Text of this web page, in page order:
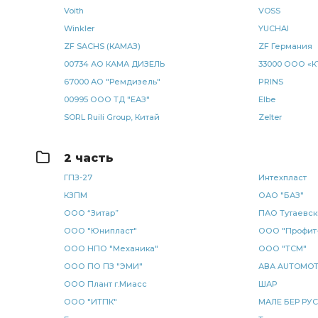
радиатор водяной 3-х рядный водяной 3-х
штанги КАМАЗ фильтра КАМАЗ отбора мощности
диск ведомый КАМАЗ задний
заднего моста
Рычаг регулировочный задний высокого давления
рычага КАМАЗ передний КАМАЗ КАМАЗ БАГУ
передней рессоры КАМАЗ ЧМЗ трубка подъема
Voith
VOSS
Winkler
YUCHAI
ZF SACHS (КАМАЗ)
ZF Германия
00734 АО КАМА ДИЗЕЛЬ
33000 ООО
67000 АО "Ремдизель"
PRINS
00995 ООО ТД "ЕАЗ"
Elbe
SORL Ruili Group, Китай
Zelter
2 часть
ГПЗ-27 Интехпласт
КЗПМ
ОАО "БАЗ"
ООО “Зитар”
ПАО
ООО "Юнипласт"
ООО
ООО НПО "Механика"
ООО "ТСМ"
ООО ПО ПЗ "ЭМИ"
АВА
ООО Плант г.Миасс
ШАР
ООО "ИТПК"
МАЛЕ БЕР РУС